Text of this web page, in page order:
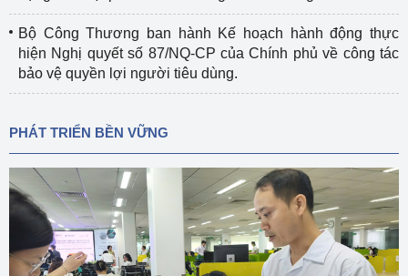
Bộ Công Thương ban hành Kế hoạch hành động thực
hiện Nghị quyết số 87/NQ-CP của Chính phủ về công tác
bảo vệ quyền lợi người tiêu dùng.
PHÁT TRIỂN BỀN VỮNG